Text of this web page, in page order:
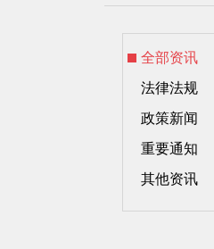
全部资讯
法律法规
政策新闻
重要通知
其他资讯